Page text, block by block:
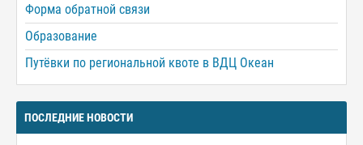
Форма обратной связи
Образование
Путёвки по региональной квоте в ВДЦ Океан
ПОСЛЕДНИЕ НОВОСТИ